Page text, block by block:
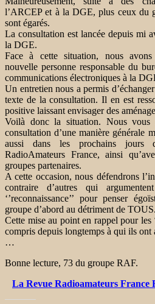
l’ARCEP et à la DGE, plus ceux du
sont égarés.
La consultation est lancée depuis mi
la DGE.
Face à cette situation, nous avons
nouvelle personne responsable du
communications électroniques à la
Un entretien nous a permis
texte de la consultation. Il en est
positive laissant envisager des
Voilà donc la situation. Nous vous
consultation d’une manière générale
aussi dans les prochains
RadioAmateurs France, ainsi
groupes partenaires.
A cette occasion, nous défendrons
contraire d’autres qui
‘’reconnaissance’’ pour penser
groupe d’abord au détriment de TOUS.
Cette mise au point en rappel pour les
compris depuis longtemps à qui ils ont
…
Bonne lecture, 73 du groupe RAF.
La Revue Radioamateurs France